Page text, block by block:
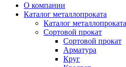
О компании
Каталог металлопроката
Каталог металлопроката
Сортовой прокат
Сортовой прокат
Арматура
Круг